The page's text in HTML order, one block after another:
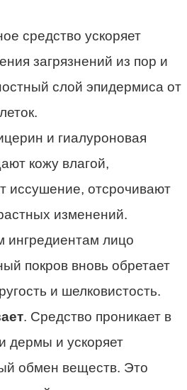
средство ускоряет
загрязнений из пор и
слой эпидермиса от
и гиалуроновая
кожу влагой,
иссушение, отсрочивают
изменений.
ингредиентам лицо
покров вновь обретает
и шелковистость.
. Средство проникает в
дермы и ускоряет
обмен веществ. Это